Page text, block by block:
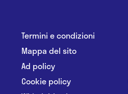
Termini e condizioni
Mappa del sito
Ad policy
Cookie policy